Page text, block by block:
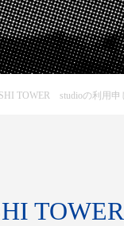
TOWER studioの利用申